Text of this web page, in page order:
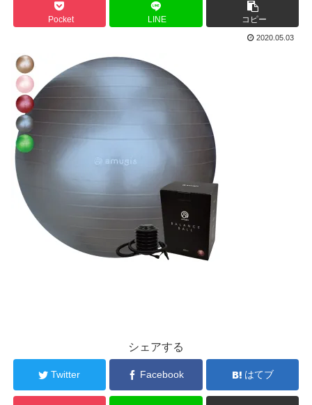
Pocket LINE コピー
2020.05.03
シェアする
Twitter Facebook はてブ